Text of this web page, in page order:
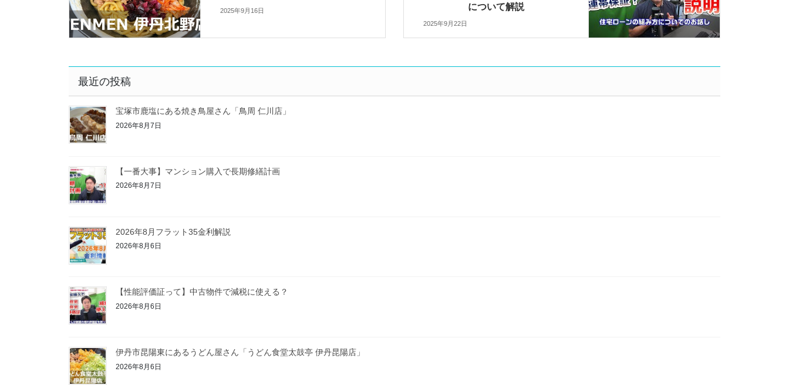
2025年9月16日
について解説
2025年9月22日
最近の投稿
宝塚市鹿塩にある焼き鳥屋さん「鳥周 仁川店」
2026年8月7日
【一番大事】マンション購入で長期修繕計画
2026年8月7日
2026年8月フラット35金利解説
2026年8月6日
【性能評価証って】中古物件で減税に使える？
2026年8月6日
伊丹市昆陽東にあるうどん屋さん「うどん食堂太鼓亭 伊丹昆陽店」
2026年8月6日